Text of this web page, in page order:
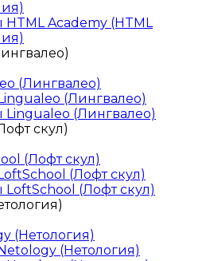
Academy (HTML
(Лингвалео)
(Лингвалео)
Lingualeo (Лингвалео)
скул)
(Лофт скул)
(Лофт скул)
LoftSchool (Лофт скул)
(Нетология)
(Нетология)